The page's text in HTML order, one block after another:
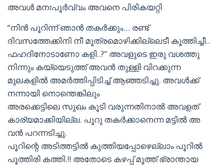
അവൾ മനഃപൂർവ്വം അവനെ പിരികയറ്റി
“നിൻ പൂറിന്ന് ഞാൻ തകർക്കും… രണ്ട്
ദിവസത്തേക്കിനി നീ മൂത്രമൊഴിക്കില്ലെടീ കൂത്തിച്ചീ..
ഫഹദിനോടാണോ കളി..?” അവളുടെ ഇരു വശത്തു
നിന്നും കയ്യെടുത്ത് അവൻ തുള്ളി വിറക്കുന്ന
മുലകളിൽ അമർത്തിപ്പിടിച്ച് ആഞ്ഞടിച്ചു. അവൾക്ക്
നന്നായി നൊന്തെങ്കിലും
അരക്കെട്ടിലെ സുഖം കൂടി വരുന്നതിനാൽ അവളത്
കാര്യമാക്കിയില്ല. പൂറു തകർക്കാനെന്ന മട്ടിൽ അ
വൻ പറന്നടിച്ചു.
പൂറിന്റെ അടിത്തട്ടിൽ കുത്തിയപ്പോഴെല്ലാം പൂറിൽ
പൂത്തിരി കത്തി.!! അതോടെ കഴപ്പ് മൂത്ത് ഭ്രാന്തായ